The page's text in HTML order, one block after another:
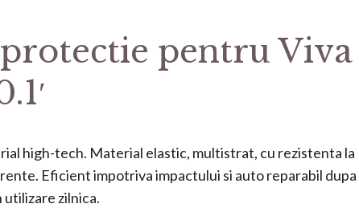
pentru Viva
high-tech. Material elastic, multistrat, cu rezistenta la
Eficient impotriva impactului si auto reparabil dupa
zilnica.